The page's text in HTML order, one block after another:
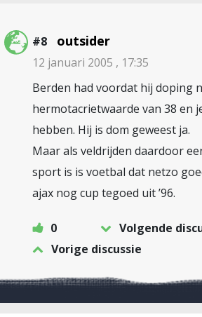
#8 outsider
12 januari 2005 , 17:35
Berden had voordat hij doping
hermotacrietwaarde van 38 en
hebben. Hij is dom geweest ja.
Maar als veldrijden daardoor
sport is is voetbal dat netzo
ajax nog cup tegoed uit ’96.
0
Volgende
Vorige discussie